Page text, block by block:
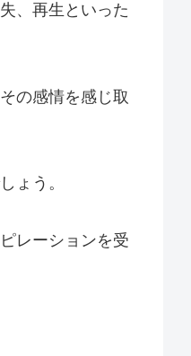
、再生といった
の感情を感じ取
ょう。
レーションを受